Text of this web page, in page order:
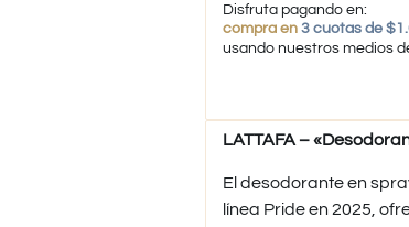
Disfruta pagando en:
compra en 3 cuotas de
usando nuestros medios
LATTAFA –
El desodorante en
línea Pride en 2025,